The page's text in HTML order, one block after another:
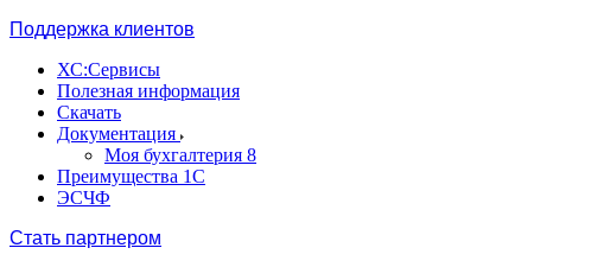
Поддержка клиентов
ХС:Сервисы
Полезная информация
Скачать
Документация
Моя бухгалтерия 8
Преимущества 1С
ЭСЧФ
Стать партнером